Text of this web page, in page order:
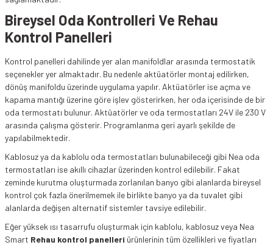
Bireysel Oda Kontrolleri Ve Rehau
Kontrol Panelleri
Kontrol panelleri dahilinde yer alan manifoldlar arasında termostatik
seçenekler yer almaktadır. Bu nedenle aktüatörler montaj edilirken,
dönüş manifoldu üzerinde uygulama yapılır. Aktüatörler ise açma ve
kapama mantığı üzerine göre işlev gösterirken, her oda içerisinde de bir
oda termostatı bulunur. Aktüatörler ve oda termostatları 24V ile 230 V
arasında çalışma gösterir. Programlanma geri ayarlı şekilde de
yapılabilmektedir.
Kablosuz ya da kablolu oda termostatları bulunabileceği gibi Nea oda
termostatları ise akıllı cihazlar üzerinden kontrol edilebilir. Fakat
zeminde kurutma oluşturmada zorlanılan banyo gibi alanlarda bireysel
kontrol çok fazla önerilmemek ile birlikte banyo ya da tuvalet gibi
alanlarda değişen alternatif sistemler tavsiye edilebilir.
Eğer yüksek ısı tasarrufu oluşturmak için kablolu, kablosuz veya Nea
Smart Rehau kontrol panelleri ürünlerinin tüm özellikleri ve fiyatları